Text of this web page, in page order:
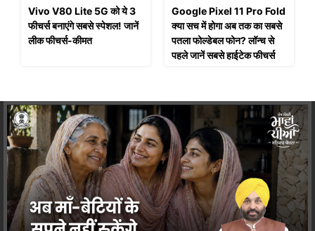
Vivo V80 Lite 5G को ये 3
फीचर्स बनाएंगे सबसे स्पेशल! जानें
लीक फीचर्स-कीमत
Google Pixel 11 Pro Fold
क्या सच में होगा अब तक का सबसे
पतला फोल्डेबल फोन? लॉन्च से
पहले जानें सबसे हाईटेक फीचर्स